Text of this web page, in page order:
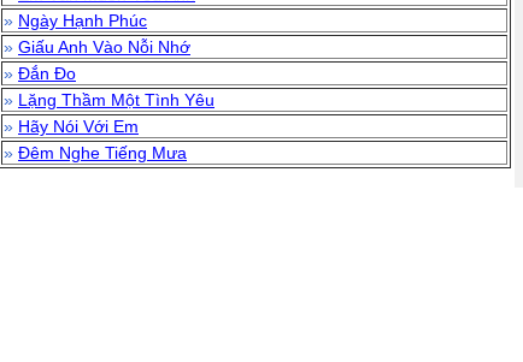
» Ngày Hạnh Phúc
» Giấu Anh Vào Nỗi Nhớ
» Đắn Đo
» Lặng Thầm Một Tình Yêu
» Hãy Nói Với Em
» Đêm Nghe Tiếng Mưa